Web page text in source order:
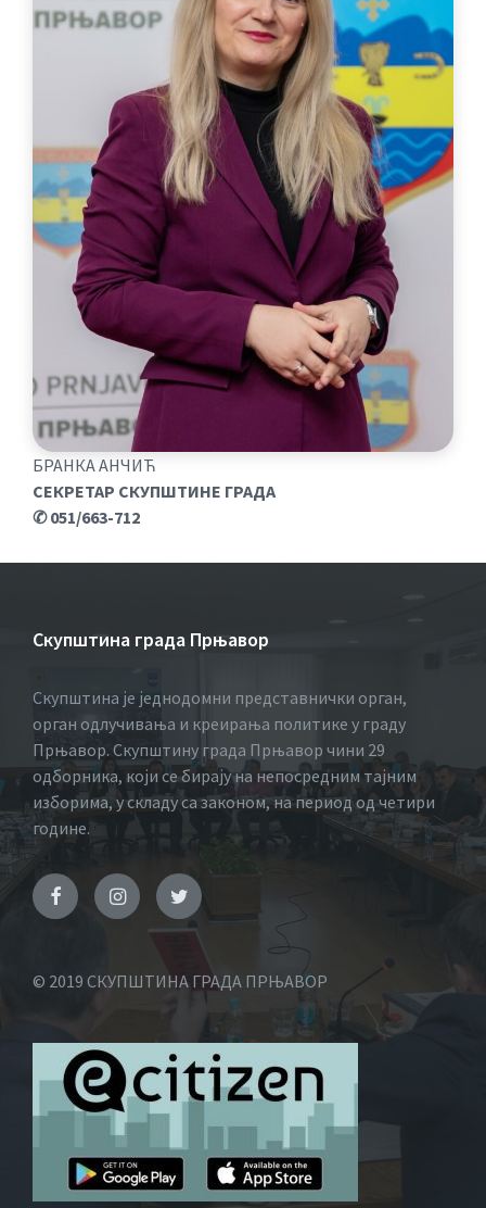
БРАНКА АНЧИЋ
СЕКРЕТАР СКУПШТИНЕ ГРАДА
✆ 051/663-712
Скупштина града Прњавор
Скупштина је једнодомни представнички орган,
орган одлучивања и креирања политике у граду
Прњавор. Скупштину града Прњавор чини 29
одборника, који се бирају на непосредним тајним
изборима, у складу са законом, на период од четири
године.
© 2019 СКУПШТИНА ГРАДА ПРЊАВОР